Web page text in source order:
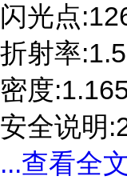
闪光点
折射率
密度
安全说明
...查看全